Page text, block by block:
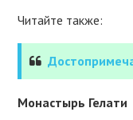
Читайте также:
Монастырь Гелати